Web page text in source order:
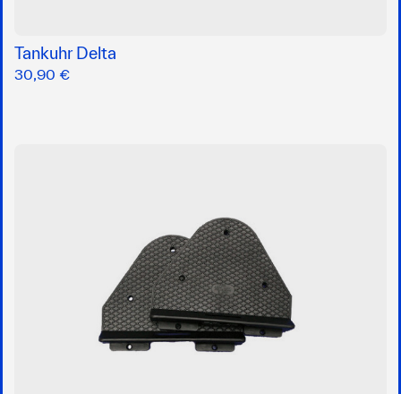
Tankuhr Delta
30,90 €